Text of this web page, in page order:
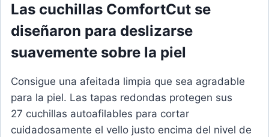
Las cuchillas ComfortCut se
diseñaron para deslizarse
suavemente sobre la piel
Consigue una afeitada limpia que sea agradable
para la piel. Las tapas redondas protegen sus
27 cuchillas autoafilables para cortar
cuidadosamente el vello justo encima del nivel de